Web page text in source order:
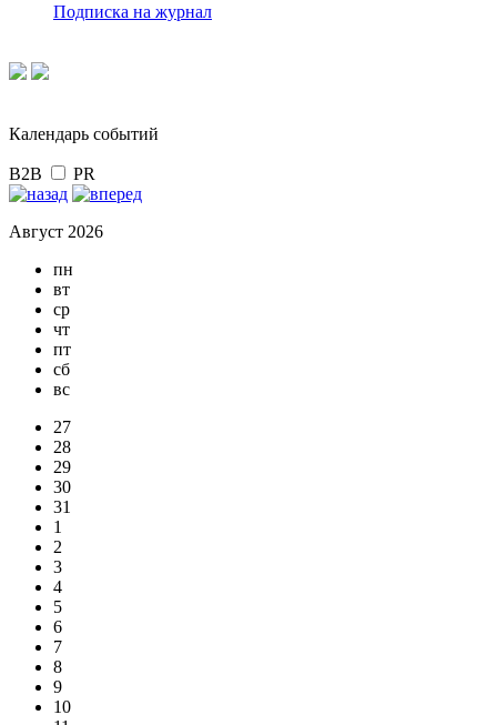
Подписка на журнал
Календарь событий
B2B PR
Август 2026
пн
вт
ср
чт
пт
сб
вс
27
28
29
30
31
1
2
3
4
5
6
7
8
9
10